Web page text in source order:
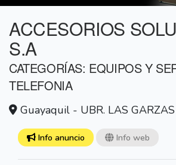
ACCESORIOS
S.A
CATEGORÍAS: EQUIPOS Y
TELEFONIA
Guayaquil - UBR. LAS
Info anuncio Info web